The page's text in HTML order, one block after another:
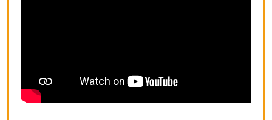
Artisans